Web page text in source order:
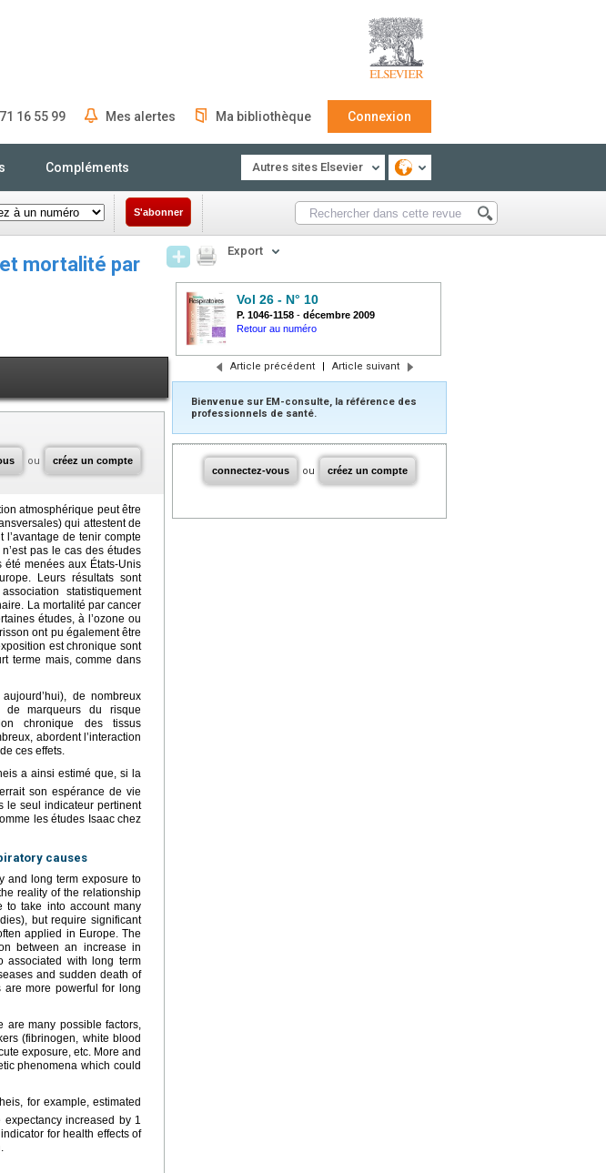
16 55 99 Mes alertes Ma bibliothèque Connexion
Compléments Autres sites Elsevier
S'abonner
mortalité par
ou créez un compte
atmosphérique peut être
qui attestent de
de tenir compte
pas le cas des études
été menées aux États-Unis
Leurs résultats sont
statistiquement
La mortalité par cancer
études, à l’ozone ou
ont pu également être
est chronique sont
terme mais, comme dans
de nombreux
de marqueurs du risque
chronique des tissus
abordent l’interaction
ces effets.
a ainsi estimé que, si la
son espérance de vie
le seul indicateur pertinent
les études Isaac chez
causes
and long term exposure to
reality of the relationship
to take into account many
but require significant
applied in Europe. The
between an increase in
associated with long term
and sudden death of
more powerful for long
are many possible factors,
(fibrinogen, white blood
exposure, etc. More and
phenomena which could
for example, estimated
increased by 1
for health effects of
Export
Vol 26 - N° 10
P. 1046-1158 - décembre 2009
Retour au numéro
Article précédent | Article suivant
Bienvenue sur EM-consulte, la référence des
professionnels de santé.
connectez-vous ou créez un compte